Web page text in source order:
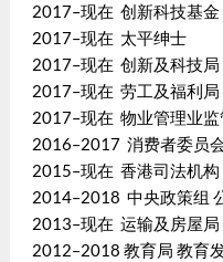
2017–现在 创新科技基
2017–现在 太平绅士
2017–现在 创新及科技
2017–现在 劳工及福利
2017–现在 物业管理业监
2016–2017 消费者委员
2015–现在 香港司法机
2014–2018 中央政策组
2013–现在 运输及房屋局
2012–2018 教育局 教育